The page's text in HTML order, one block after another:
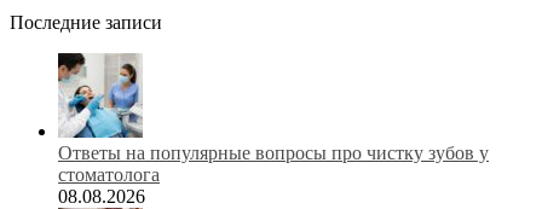
Последние записи
Ответы на популярные вопросы про чистку зубов у
стоматолога
08.08.2026